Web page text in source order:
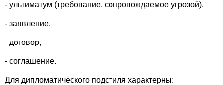
- ультиматум (требование, сопровождаемое угрозой),
- заявление,
- договор,
- соглашение.
Для дипломатического подстиля характерны: